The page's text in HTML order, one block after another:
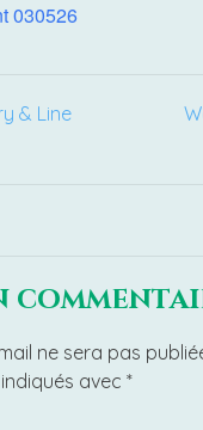
030526
& Line
ne sera pas
avec *